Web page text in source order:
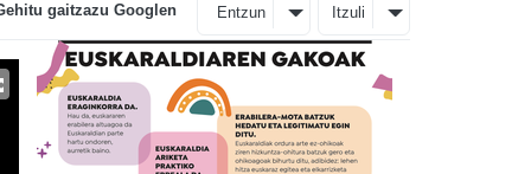
gaitzazu Googlen Entzun Itzuli